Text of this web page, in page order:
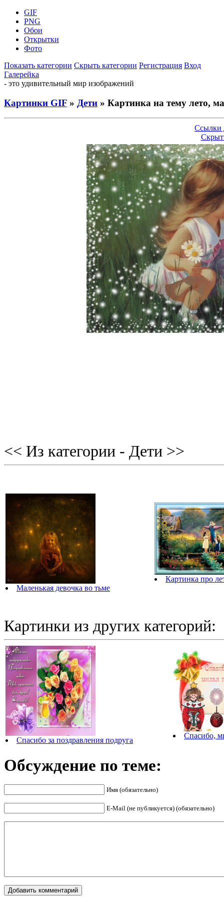
GIF
PNG
Обои
Открытки
Фото
Показать категории Скрыть категории Регистрация Вход
Галерейка
- это удивительный мир изображений
Картинки GIF » Дети » Картинка на тему лето,
Ссылки
<< Из категории - Дети >>
Маленькая девочка во тьме
Картинка про
Картинки из других категорий:
Спасибо за поздравления подруга
Спасибо,
Обсуждение по теме:
Имя (обязательно)
E-Mail (не публикуется) (обязательно)